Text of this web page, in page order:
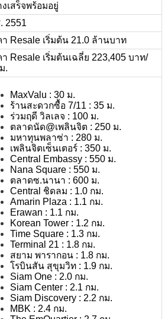
งเสร็จพร้อมอยู่
2551
า Resale เริ่มต้น 21.0 ล้านบาท
า Resale เริ่มต้นเฉลี่ย 223,405 บาท/
.
MaxValu : 30 ม.
ร้านสะดวกซื้อ 7/11 : 35 ม.
ร่วมฤดี วิลเลจ : 100 ม.
ตลาดนัด@เพลินจิต : 250 ม.
มหาทุนพลาซ่า : 280 ม.
เพลินจิตเซ็นเตอร์ : 350 ม.
Central Embassy : 550 ม.
Nana Square : 550 ม.
ตลาดซ.นานา : 600 ม.
Central ชิดลม : 1.0 กม.
Amarin Plaza : 1.1 กม.
Erawan : 1.1 กม.
Korean Tower : 1.2 กม.
Time Square : 1.3 กม.
Terminal 21 : 1.8 กม.
สยาม พารากอน : 1.8 กม.
โรบินสัน สุขุมวิท : 1.9 กม.
Siam One : 2.0 กม.
Siam Center : 2.1 กม.
Siam Discovery : 2.2 กม.
MBK : 2.4 กม.